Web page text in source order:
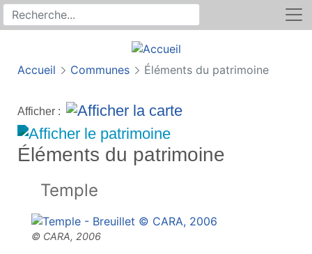
Recherche sur le site
Rechercher
Accueil Communes Éléments du patrimoine
Afficher :
Éléments du patrimoine
Temple